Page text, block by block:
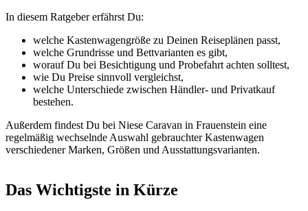
In diesem Ratgeber erfährst Du:
welche Kastenwagengröße zu Deinen Reiseplänen passt,
welche Grundrisse und Bettvarianten es gibt,
worauf Du bei Besichtigung und Probefahrt achten solltest,
wie Du Preise sinnvoll vergleichst,
welche Unterschiede zwischen Händler- und Privatkauf
bestehen.
Außerdem findest Du bei Niese Caravan in Frauenstein eine
regelmäßig wechselnde Auswahl gebrauchter Kastenwagen
verschiedener Marken, Größen und Ausstattungsvarianten.
Das Wichtigste in Kürze